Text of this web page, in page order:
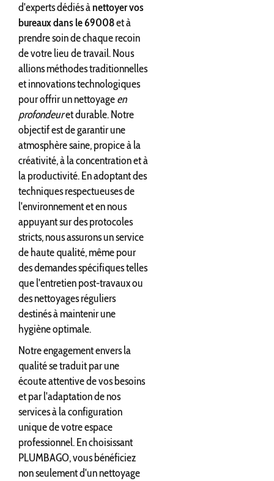
d'experts dédiés ànettoyer vos
bureaux dans le 69008et à
prendre soin de chaque recoin
de votre lieu de travail. Nous
allions méthodes traditionnelles
et innovations technologiques
pour offrir un nettoyageen
profondeuret durable. Notre
objectif est de garantir une
atmosphère saine, propice à la
créativité, à la concentration et à
la productivité. En adoptant des
techniques respectueuses de
l'environnement et en nous
appuyant sur des protocoles
stricts, nous assurons un service
de haute qualité, même pour
des demandes spécifiques telles
que l'entretien post-travaux ou
des nettoyages réguliers
destinés à maintenir une
hygiène optimale.
Notre engagement envers la
qualité se traduit par une
écoute attentive de vos besoins
et par l'adaptation de nos
services à la configuration
unique de votre espace
professionnel. En choisissant
PLUMBAGO, vous bénéficiez
non seulement d'un nettoyage